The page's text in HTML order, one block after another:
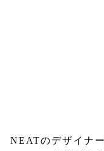
NEATのデザイナ